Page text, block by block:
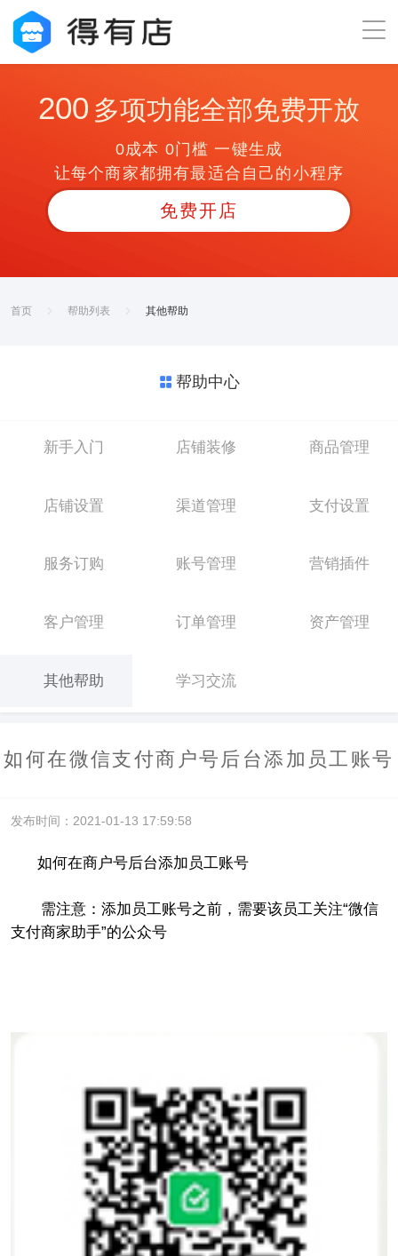
200 多项功能全部免费开放
0成本 0门槛 一键生成
让每个商家都拥有最适合自己的小程序
免费开店
首页 帮助列表 其他帮助
帮助中心
新手入门 店铺装修 商品管理
店铺设置 渠道管理 支付设置
服务订购 账号管理 营销插件
客户管理 订单管理 资产管理
其他帮助 学习交流
如何在微信支付商户号后台添加员工账号
发布时间：2021-01-13 17:59:58
如何在商户号后台添加员工账号
需注意：添加员工账号之前，需要该员工关注“微信
支付商家助手”的公众号